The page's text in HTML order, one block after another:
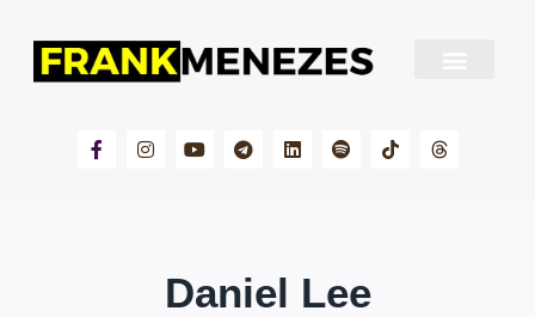
Daniel Lee